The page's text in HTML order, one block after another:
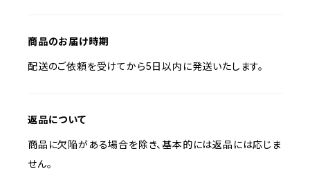
商品のお届け時期
配送のご依頼を受けてから5日以内に発送いたします。
返品について
商品に欠陥がある場合を除き、基本的には返品には応じま
せん。